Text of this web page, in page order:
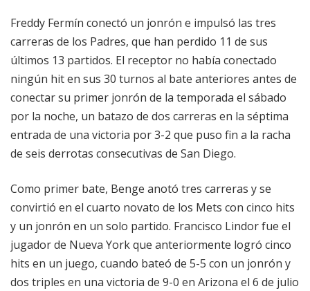
Freddy Fermín conectó un jonrón e impulsó las tres
carreras de los Padres, que han perdido 11 de sus
últimos 13 partidos. El receptor no había conectado
ningún hit en sus 30 turnos al bate anteriores antes de
conectar su primer jonrón de la temporada el sábado
por la noche, un batazo de dos carreras en la séptima
entrada de una victoria por 3-2 que puso fin a la racha
de seis derrotas consecutivas de San Diego.
Como primer bate, Benge anotó tres carreras y se
convirtió en el cuarto novato de los Mets con cinco hits
y un jonrón en un solo partido. Francisco Lindor fue el
jugador de Nueva York que anteriormente logró cinco
hits en un juego, cuando bateó de 5-5 con un jonrón y
dos triples en una victoria de 9-0 en Arizona el 6 de julio